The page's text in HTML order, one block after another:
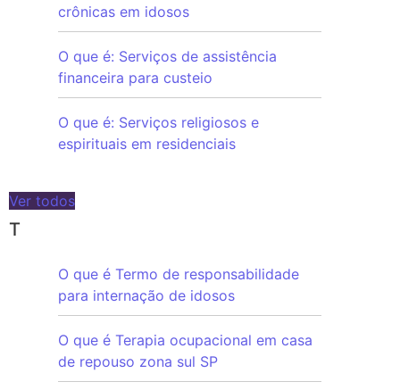
crônicas em idosos
O que é: Serviços de assistência
financeira para custeio
O que é: Serviços religiosos e
espirituais em residenciais
Ver todos
T
O que é Termo de responsabilidade
para internação de idosos
O que é Terapia ocupacional em casa
de repouso zona sul SP